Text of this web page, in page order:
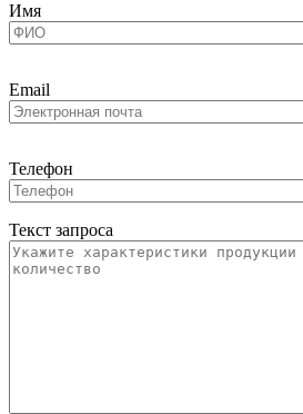
Имя
Email
Телефон
Текст запроса